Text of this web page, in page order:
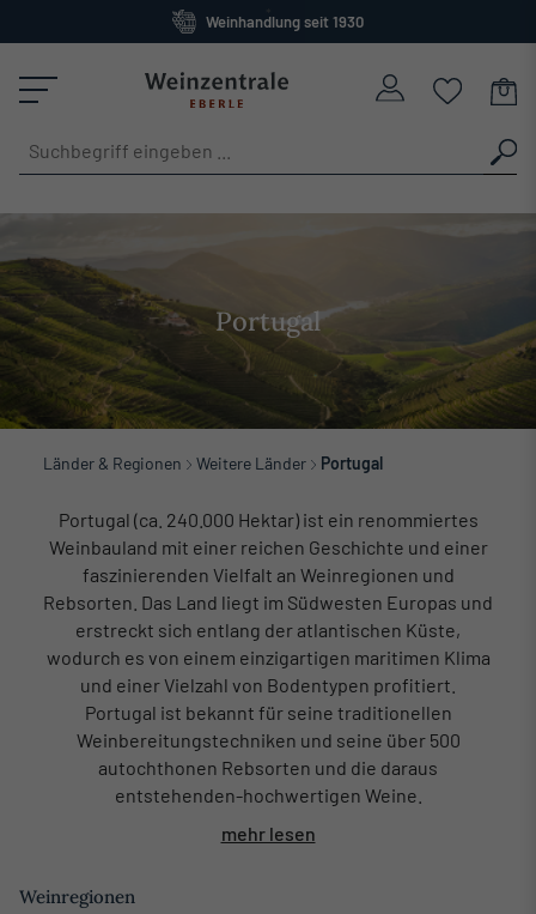
Großes Sortiment
Portugal
Länder & Regionen Weitere Länder Portugal
Portugal (ca. 240.000 Hektar) ist ein renommiertes
Weinbauland mit einer reichen Geschichte und einer
faszinierenden Vielfalt an Weinregionen und
Rebsorten. Das Land liegt im Südwesten Europas und
erstreckt sich entlang der atlantischen Küste,
wodurch es von einem einzigartigen maritimen Klima
und einer Vielzahl von Bodentypen profitiert.
Portugal ist bekannt für seine traditionellen
Weinbereitungstechniken und seine über 500
autochthonen Rebsorten und die daraus
entstehenden-hochwertigen Weine.
mehr lesen
Weinregionen